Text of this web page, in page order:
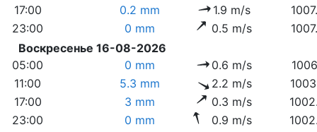
17:00
0.2 mm 1.9 m/s
23:00
0 mm 0.5 m/s
Воскресенье 16-08-2026
05:00
0 mm 0.6 m/s
11:00
5.3 mm 2.2 m/s
17:00
3 mm 0.3 m/s
23:00
0 mm 0.9 m/s